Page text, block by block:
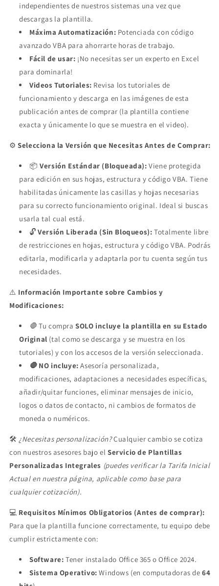
independientes de nuestros sistemas una vez que
descargas la plantilla.
Máxima Automatización: Potenciada con código
avanzado VBA para ahorrarte horas de trabajo.
Fácil de usar: ¡No necesitas ser un experto en Excel
para dominarla!
Videos Tutoriales: Revisa los tutoriales de
funcionamiento y descarga en las imágenes de esta
publicación antes de comprar (la plantilla contiene
exacta y únicamente lo que se muestra en el video).
⚙️Selecciona la Versión que Necesitas Antes de Comprar:
📦Versión Estándar (Bloqueada): Viene protegida
para edición en sus hojas, estructura y código VBA. Tiene
habilitadas únicamente las casillas y hojas necesarias
para su correcto funcionamiento original. Ideal si buscas
usarla tal cual está.
🔓Versión Liberada (Sin Bloqueos): Totalmente libre
de restricciones en hojas, estructura y código VBA. Podrás
editarla, modificarla y adaptarla por tu cuenta según tus
necesidades.
⚠️ Información Importante sobre Cambios y
Modificaciones:
🛑Tu compraSOLO incluye la plantilla en su Estado
Original (tal como se descarga y se muestra en los
tutoriales) y con los accesos de la versión seleccionada.
🛑 NO incluye: Asesoría personalizada,
modificaciones, adaptaciones a necesidades específicas,
añadir/quitar funciones, eliminar mensajes de inicio,
logos o datos de contacto, ni cambios de formatos de
moneda o numéricos.
🛠️ ¿Necesitas personalización?Cualquier cambio se cotiza
con nuestros asesores bajo elServicio de Plantillas
Personalizadas Integrales (puedes verificar la Tarifa Inicial
Actual en nuestra página, aplicable como base para
cualquier cotización).
💻 Requisitos Mínimos Obligatorios (Antes de comprar):
Para que la plantilla funcione correctamente, tu equipo debe
cumplir estrictamente con:
Software: Tener instalado Office 365 o Office 2024.
Sistema Operativo: Windows (en computadoras de64